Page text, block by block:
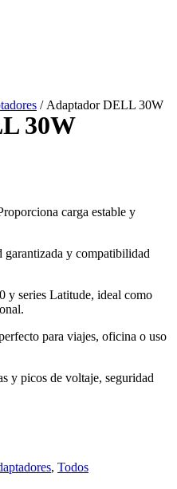
/ Adaptador DELL 30W
30W
carga estable y
y compatibilidad
y series Latitude, ideal como
para viajes, oficina o uso
y picos de voltaje, seguridad
, Todos